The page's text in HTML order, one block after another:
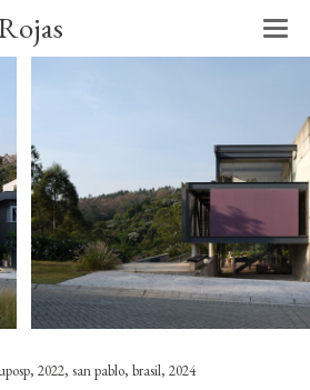
2022, san pablo, brasil, 2024